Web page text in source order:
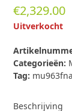
€2,329.00
Uitverkocht
Categorieën:
Tag: mu963fna
Beschrijving